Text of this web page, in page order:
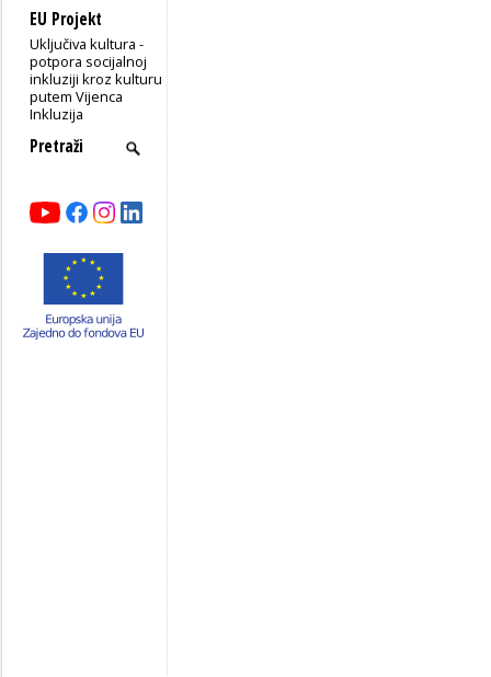
EU Projekt
Uključiva kultura -
potpora socijalnoj
inkluziji kroz kulturu
putem Vijenca
Inkluzija